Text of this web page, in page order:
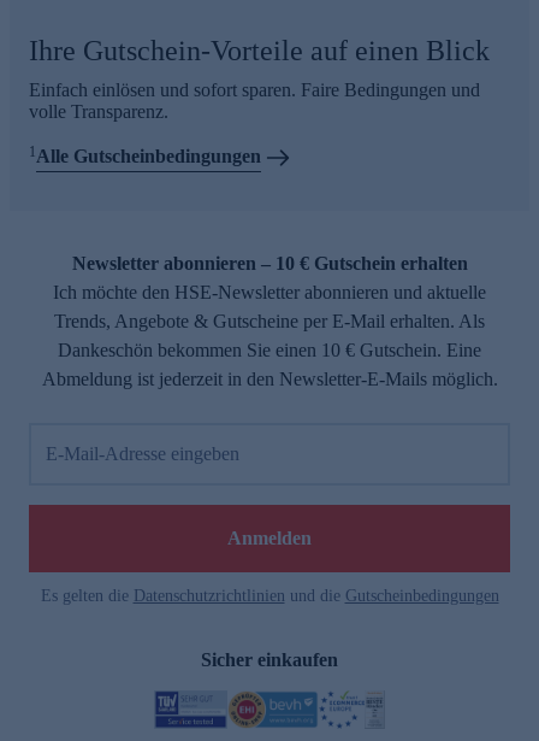
Ihre Gutschein-Vorteile auf einen Blick
Einfach einlösen und sofort sparen. Faire Bedingungen und
volle Transparenz.
1Alle Gutscheinbedingungen
Newsletter abonnieren – 10 € Gutschein erhalten
Ich möchte den HSE-Newsletter abonnieren und aktuelle
Trends, Angebote & Gutscheine per E-Mail erhalten. Als
Dankeschön bekommen Sie einen 10 € Gutschein. Eine
Abmeldung ist jederzeit in den Newsletter-E-Mails möglich.
E-Mail-Adresse eingeben
Anmelden
Es gelten die Datenschutzrichtlinien und die Gutscheinbedingungen
Sicher einkaufen